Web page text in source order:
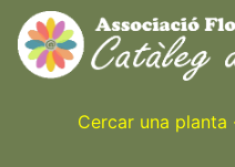
Cercar una planta ·